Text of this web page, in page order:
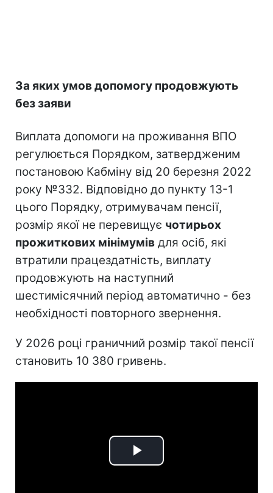
За яких умов допомогу продовжують
без заяви
Виплата допомоги на проживання ВПО
регулюється Порядком, затвердженим
постановою Кабміну від 20 березня 2022
року №332. Відповідно до пункту 13-1
цього Порядку, отримувачам пенсії,
розмір якої не перевищує чотирьох
прожиткових мінімумів для осіб, які
втратили працездатність, виплату
продовжують на наступний
шестимісячний період автоматично - без
необхідності повторного звернення.
У 2026 році граничний розмір такої пенсії
становить 10 380 гривень.
Play